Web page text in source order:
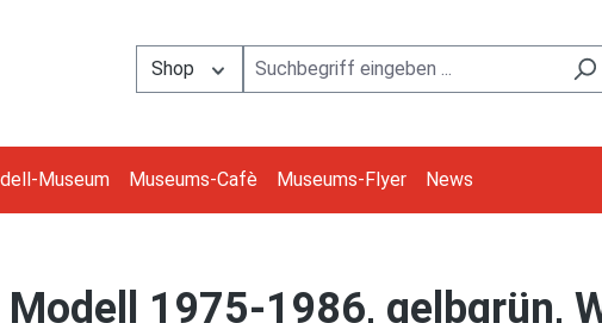
Shop
Museum Museums-Cafè Museums-Flyer News
1975-1986, gelbgrün,